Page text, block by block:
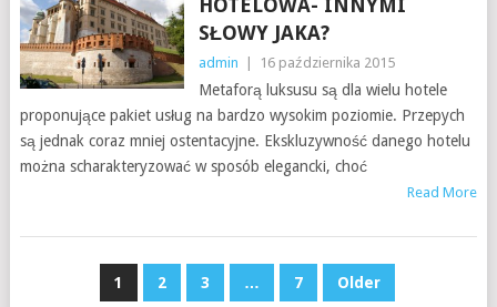
HOTELOWA- INNYMI
SŁOWY JAKA?
admin 16 października 2015
Metaforą luksusu są dla wielu hotele
proponujące pakiet usług na bardzo wysokim poziomie. Przepych
są jednak coraz mniej ostentacyjne. Ekskluzywność danego hotelu
można scharakteryzować w sposób elegancki, choć
Read More
NAWIGACJA
1 2 3 … 7 Older